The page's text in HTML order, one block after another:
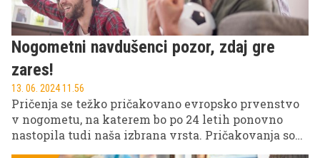
Nogometni navdušenci pozor, zdaj gre
zares!
13. 06. 2024 11.56
Pričenja se težko pričakovano evropsko prvenstvo
v nogometu, na katerem bo po 24 letih ponovno
nastopila tudi naša izbrana vrsta. Pričakovanja so